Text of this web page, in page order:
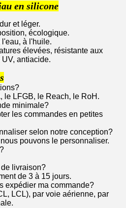
en silicone
et léger.
écologique.
l'eau, à l'huile.
élevées, résistante aux
antiacide.
le LFGB, le Reach, le RoH.
minimale?
les commandes en petites
selon notre conception?
pouvons le personnaliser.
livraison?
de 3 à 15 jours.
expédier ma commande?
LCL), par voie aérienne, par